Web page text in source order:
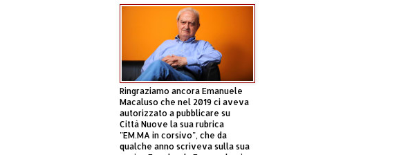
Ringraziamo ancora Emanuele
Macaluso che nel 2019 ci aveva
autorizzato a pubblicare su
Città Nuove la sua rubrica
"EM.MA in corsivo", che da
qualche anno scriveva sulla sua